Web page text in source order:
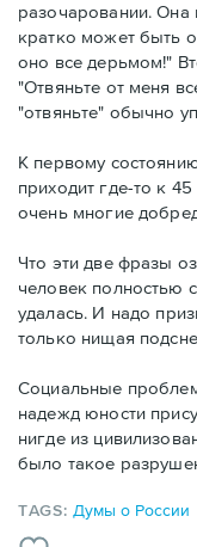
разочаровании. Она
кратко может быть
оно все дерьмом!"
"Отвяньте от меня
"отвяньте" обычно
К первому
приходит где-то к
очень многие
Что эти две фразы
человек полностью
удалась. И надо
только нищая
Социальные
надежд юности
нигде из
было такое
TAGS: Думы о России